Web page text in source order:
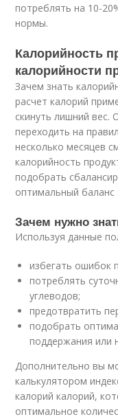
потреблять на 10-
нормы.
Калорийность
калорийности
Зачем знать
расчет калорий
скинуть лишний вес.
переходить на
несколько месяцев
калорийность
подобрать
оптимальный
Зачем нужно
Используя данные
избегать ошибок
потреблять
углеводов;
предотвратить
подобрать
поддержания или
Дополнительно вы
калькулятором
калорий калорий,
оптимальное